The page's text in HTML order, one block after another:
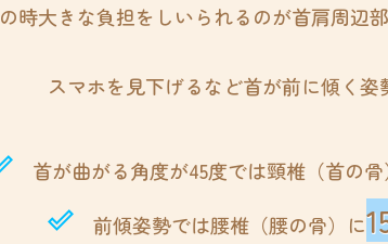
時大きな負担をしいられるのが首肩周辺部
スマホを見下げるなど首が前に傾く姿
首が曲がる角度が45度では頸椎（首の骨
done_outline 前傾姿勢では腰椎（腰の骨）に